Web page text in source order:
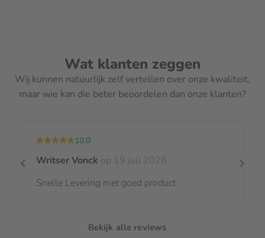
Wat klanten zeggen
Wij kunnen natuurlijk zelf vertellen over onze kwaliteit,
maar wie kan die beter beoordelen dan onze klanten?
10,0
Writser Vonck op 19 juli 2026
Snelle Levering met goed product
Bekijk alle reviews